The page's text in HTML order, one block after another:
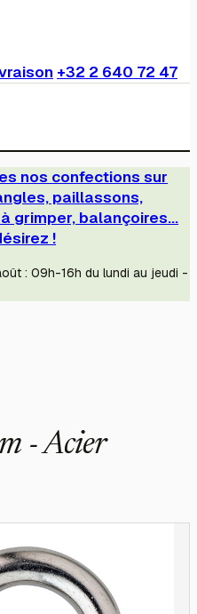
+32 2 640 72 47
nos confections sur
paillassons,
grimper, balançoires...
!
: 09h-16h du lundi au jeudi -
- Acier